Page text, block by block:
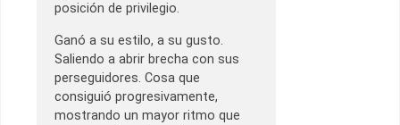
posición de privilegio.
Ganó a su estilo, a su gusto.
Saliendo a abrir brecha con sus
perseguidores. Cosa que
consiguió progresivamente,
mostrando un mayor ritmo que